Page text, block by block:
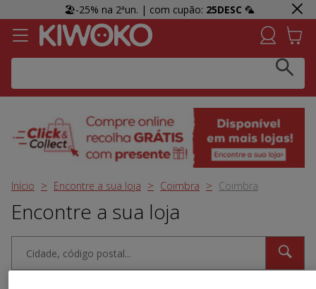
🏖️-25% na 2ªun. | com cupão: 25DESC 🦜
Click & Collect:Recolha GRÁTIS em loja e receba uma
prenda 👀 Agora em mais lojas!
Início Encontre a sua loja Coimbra Coimbra
Encontre a sua loja